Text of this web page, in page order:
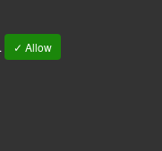
✓ Allow